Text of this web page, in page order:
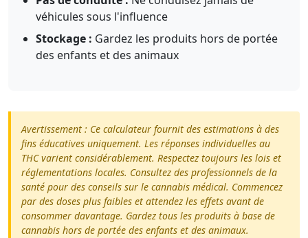
véhicules sous l'influence
Stockage : Gardez les produits hors de portée
des enfants et des animaux
Avertissement : Ce calculateur fournit des estimations à des
fins éducatives uniquement. Les réponses individuelles au
THC varient considérablement. Respectez toujours les lois et
réglementations locales. Consultez des professionnels de la
santé pour des conseils sur le cannabis médical. Commencez
par des doses plus faibles et attendez les effets avant de
consommer davantage. Gardez tous les produits à base de
cannabis hors de portée des enfants et des animaux.